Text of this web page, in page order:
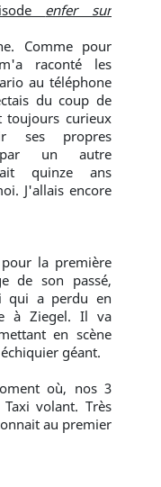
enfer sur
Comme pour
raconté les
au téléphone
du coup de
toujours curieux
ses propres
par un autre
quinze ans
J'allais encore
la première
de son passé,
qui a perdu en
à Ziegel. Il va
en scène
géant.
où, nos 3
volant. Très
au premier